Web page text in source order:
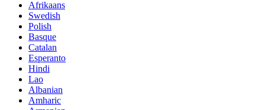
Afrikaans
Swedish
Polish
Basque
Catalan
Esperanto
Hindi
Lao
Albanian
Amharic